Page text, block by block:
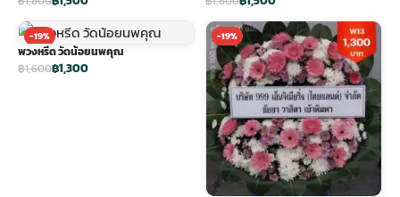
-19%
พวงหรีด วัดน้อยนพคุณ
฿1,600฿1,300
-19%